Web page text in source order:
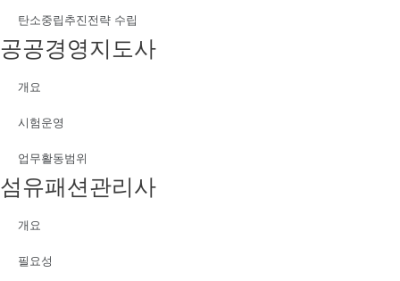
탄소중립추진전략 수립
공공경영지도사
개요
시험운영
업무활동범위
섬유패션관리사
개요
필요성